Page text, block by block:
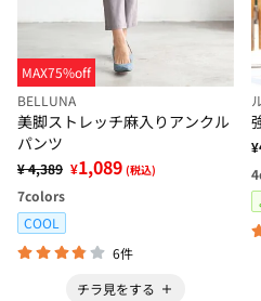
MAX75%off
BELLUNA
美脚ストレッチ麻入りアンクル
パンツ
¥ 4,389 ¥1,089 (税込)
7colors
COOL
6件
チラ見をする
¥
4